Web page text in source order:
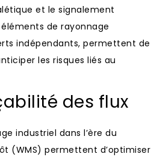
et le signalement
de rayonnage
indépendants, permettent de
les risques liés au
des flux
industriel dans l’ère du
(WMS) permettent d’optimiser